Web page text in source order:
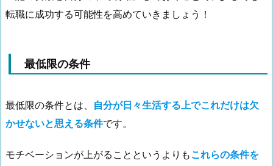
転職に成功する可能性を高めていきましょう！
最低限の条件
最低限の条件とは、 自分が日々生活する上でこれだけは欠
かせないと思える条件です。
モチベーションが上がることというよりもこれらの条件を